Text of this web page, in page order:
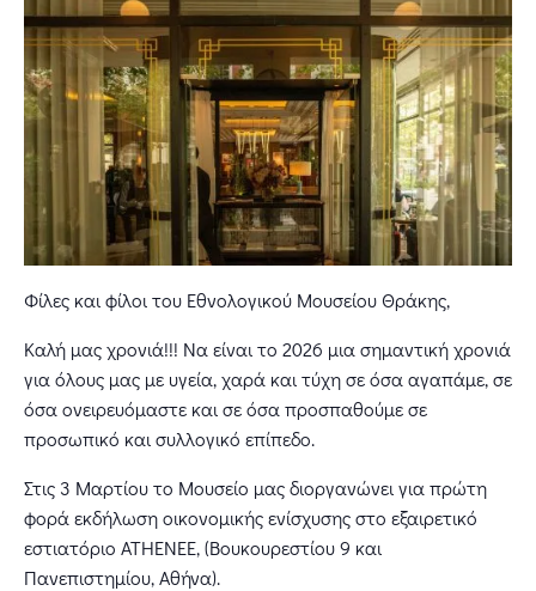
Φίλες και φίλοι του Εθνολογικού Μουσείου Θράκης,
Καλή μας χρονιά!!! Να είναι το 2026 μια σημαντική χρονιά
για όλους μας με υγεία, χαρά και τύχη σε όσα αγαπάμε, σε
όσα ονειρευόμαστε και σε όσα προσπαθούμε σε
προσωπικό και συλλογικό επίπεδο.
Στις 3 Μαρτίου το Μουσείο μας διοργανώνει για πρώτη
φορά εκδήλωση οικονομικής ενίσχυσης στο εξαιρετικό
εστιατόριο ATHENEE, (Βουκουρεστίου 9 και
Πανεπιστημίου, Αθήνα).